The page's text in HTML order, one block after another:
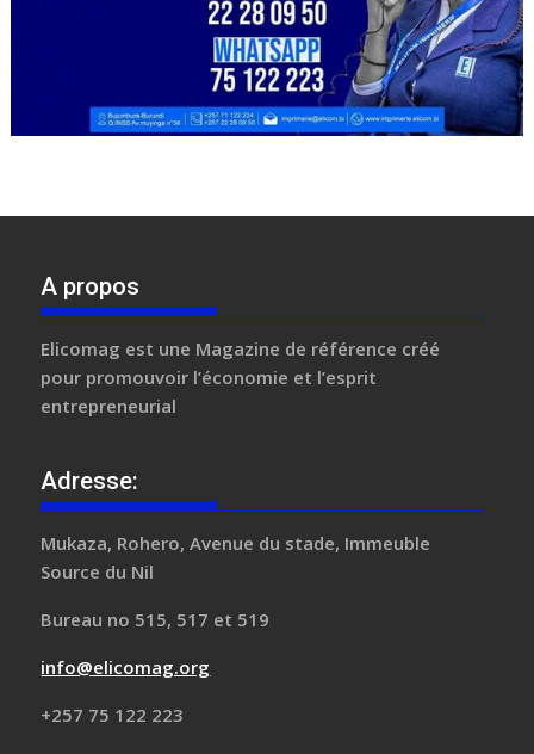
A propos
Elicomag est une Magazine de référence créé
pour promouvoir l’économie et l’esprit
entrepreneurial
Adresse:
Mukaza, Rohero, Avenue du stade, Immeuble
Source du Nil
Bureau no 515, 517 et 519
info@elicomag.org
+257 75 122 223